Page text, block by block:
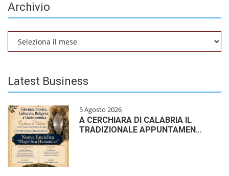
Archivio
Latest Business
5 Agosto 2026
A CERCHIARA DI CALABRIA IL
TRADIZIONALE APPUNTAMEN…